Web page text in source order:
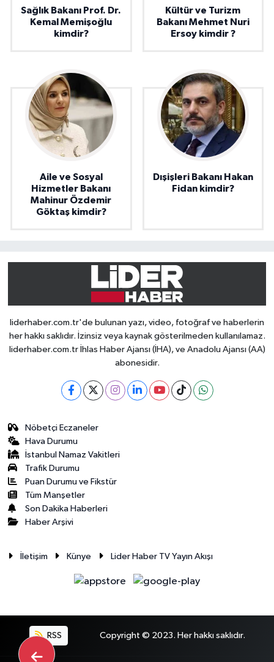
Sağlık Bakanı Prof. Dr.
Kemal Memişoğlu
kimdir?
Kültür ve Turizm
Bakanı Mehmet Nuri
Ersoy kimdir ?
Aile ve Sosyal
Hizmetler Bakanı
Mahinur Özdemir
Göktaş kimdir?
Dışişleri Bakanı Hakan
Fidan kimdir?
liderhaber.com.tr'de bulunan yazı, video, fotoğraf ve haberlerin
her hakkı saklıdır. İzinsiz veya kaynak gösterilmeden kullanılamaz.
liderhaber.com.tr İhlas Haber Ajansı (İHA), ve Anadolu Ajansı (AA)
abonesidir.
Nöbetçi Eczaneler
Hava Durumu
İstanbul Namaz Vakitleri
Trafik Durumu
Puan Durumu ve Fikstür
Tüm Manşetler
Son Dakika Haberleri
Haber Arşivi
İletişim Künye Lider Haber TV Yayın Akışı
RSS Copyright © 2023. Her hakkı saklıdır.